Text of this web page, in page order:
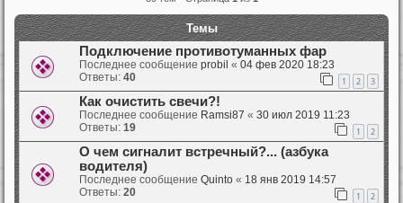
Темы
Подключение противотуманных фар
Последнее сообщение probil « 04 фев 2020 18:23
Ответы: 40 1 2 3
Как очистить свечи?!
Последнее сообщение Ramsi87 « 30 июл 2019 11:23
Ответы: 19 1 2
О чем сигналит встречный?... (азбука
водителя)
Последнее сообщение Quinto « 18 янв 2019 14:57
Ответы: 20 1 2